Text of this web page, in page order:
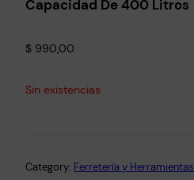
Capacidad De 400 Litros
$ 990,00
Sin existencias
Category: Ferretería y Herramientas